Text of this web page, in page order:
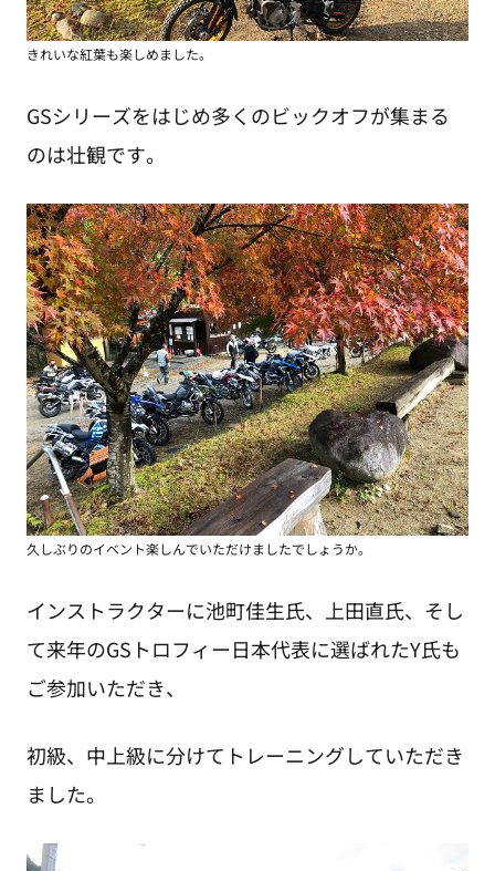
きれいな紅葉も楽しめました。
GSシリーズをはじめ多くのビックオフが集まる
のは壮観です。
久しぶりのイベント楽しんでいただけましたでしょうか。
インストラクターに池町佳生氏、上田直氏、そし
て来年のGSトロフィー日本代表に選ばれたY氏も
ご参加いただき、
初級、中上級に分けてトレーニングしていただき
ました。